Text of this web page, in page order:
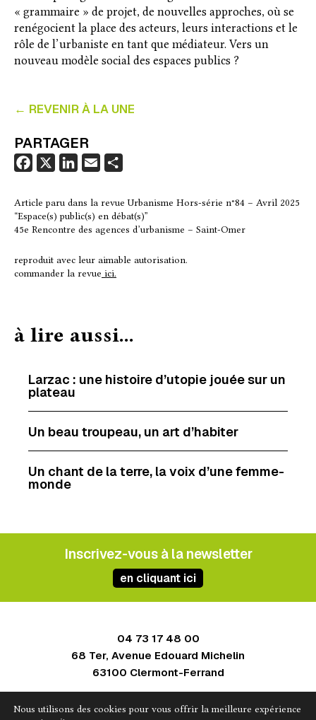
← REVENIR À LA UNE
PARTAGER
c
e
b
o
X
n
k
e
d
I
a
i
l
r
t
a
g
Article paru dans la revue Urbanisme Hors-série n°84 – Avril 2025
“Espace(s) public(s) en débat(s)”
45e Rencontre des agences d’urbanisme – Saint-Omer
reproduit avec leur aimable autorisation.
commander la revue ici.
« grammaire » de projet, de nouvelles approches, où se
renégocient la place des acteurs, leurs interactions et le
rôle de l’urbaniste en tant que médiateur. Vers un
nouveau modèle social des espaces publics ?
à lire aussi...
Larzac : une histoire d’utopie jouée sur un
plateau
Un beau troupeau, un art d’habiter
Un chant de la terre, la voix d’une femme-
monde
Inscrivez-vous à la newsletter
en cliquant ici
04 73 17 48 00
68 Ter, Avenue Edouard Michelin
63100 Clermont-Ferrand
Nous utilisons des cookies pour vous offrir la meilleure expérience